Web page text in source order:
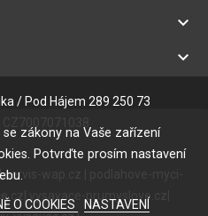
keyboard_arrow_down
keyboard_arrow_down
zákony na Vaše zařízení
Potvrďte prosím nastavení
O COOKIES NASTAVENÍ
/ Pod Hájem 289 250 73
servis-wap.cz
vysavace-prumyslove.cz